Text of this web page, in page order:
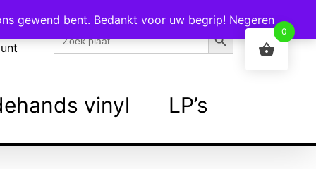
naar:
Zoekknop
vinyl LP’s
gewend bent. Bedankt voor uw begrip! Negeren
0